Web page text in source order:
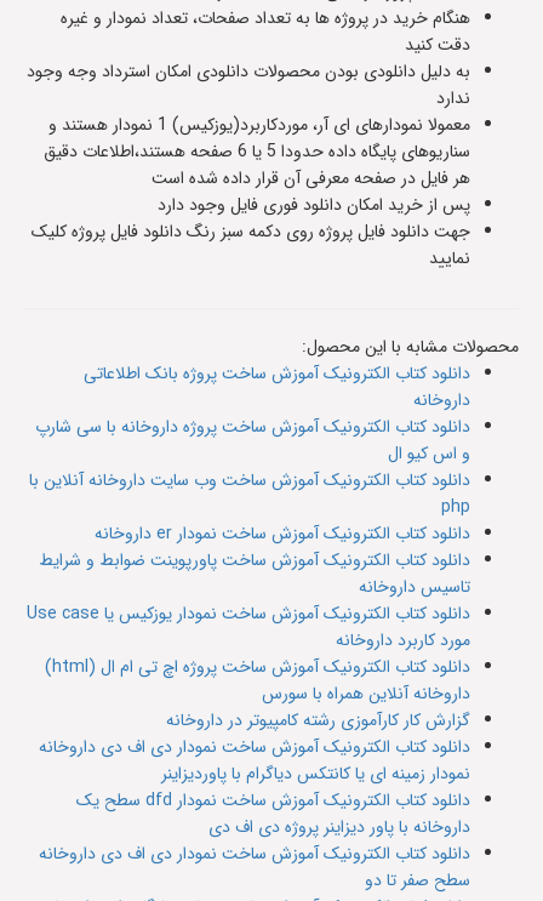
هنگام خرید در پروژه ها به تعداد صفحات، تعداد نمودار و غیره
دقت کنید
به دلیل دانلودی بودن محصولات دانلودی امکان استرداد وجه وجود
ندارد
معمولا نمودارهای ای آر، موردکاربرد(یوزکیس) 1 نمودار هستند و
سناریوهای پایگاه داده حدودا 5 یا 6 صفحه هستند،اطلاعات دقیق
هر فایل در صفحه معرفی آن قرار داده شده است
پس از خرید امکان دانلود فوری فایل وجود دارد
جهت دانلود فایل پروژه روی دکمه سبز رنگ دانلود فایل پروژه کلیک
نمایید
محصولات مشابه با این محصول:
دانلود کتاب الکترونیک آموزش ساخت پروژه بانک اطلاعاتی
داروخانه
دانلود کتاب الکترونیک آموزش ساخت پروژه داروخانه با سی شارپ
و اس کیو ال
دانلود کتاب الکترونیک آموزش ساخت وب سایت داروخانه آنلاین با
php
دانلود کتاب الکترونیک آموزش ساخت نمودار er داروخانه
دانلود کتاب الکترونیک آموزش ساخت پاورپوینت ضوابط و شرایط
تاسیس داروخانه
دانلود کتاب الکترونیک آموزش ساخت نمودار یوزکیس یا Use case
مورد کاربرد داروخانه
دانلود کتاب الکترونیک آموزش ساخت پروژه اچ تی ام ال (html)
داروخانه آنلاین همراه با سورس
گزارش کار کارآموزی رشته کامپیوتر در داروخانه
دانلود کتاب الکترونیک آموزش ساخت نمودار دی اف دی داروخانه
نمودار زمینه ای یا کانتکس دیاگرام با پاوردیزاینر
دانلود کتاب الکترونیک آموزش ساخت نمودار dfd سطح یک
داروخانه با پاور دیزاینر پروژه دی اف دی
دانلود کتاب الکترونیک آموزش ساخت نمودار دی اف دی داروخانه
سطح صفر تا دو